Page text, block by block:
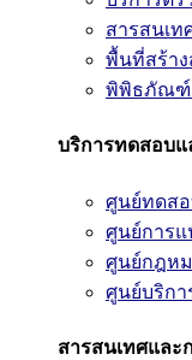
สารสนเท
พื้นที่สร้าง
พิพิธภัณฑ์
บริการทดสอบแ
ศูนย์ทดสอ
ศูนย์การแ
ศูนย์กฎห
ศูนย์บริก
สารสนเทศและ